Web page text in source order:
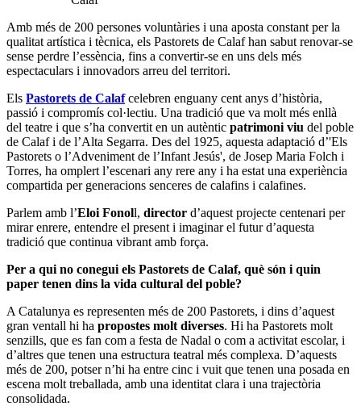
Amb més de 200 persones voluntàries i una aposta constant per la
qualitat artística i tècnica, els Pastorets de Calaf han sabut renovar-se
sense perdre l’essència, fins a convertir-se en uns dels més
espectaculars i innovadors arreu del territori.
Els Pastorets de Calafcelebren enguany cent anys d’història,
passió i compromís col·lectiu. Una tradició que va molt més enllà
del teatre i que s’ha convertit en un autèntic patrimoni viu del poble
de Calaf i de l’Alta Segarra. Des del 1925, aquesta adaptació d’'Els
Pastorets o l’Adveniment de l’Infant Jesús', de Josep Maria Folch i
Torres, ha omplert l’escenari any rere any i ha estat una experiència
compartida per generacions senceres de calafins i calafines.
Parlem amb l’Eloi Fonoll, director d’aquest projecte centenari per
mirar enrere, entendre el present i imaginar el futur d’aquesta
tradició que continua vibrant amb força.
Per a qui no conegui els Pastorets de Calaf, què són i quin
paper tenen dins la vida cultural del poble?
A Catalunya es representen més de 200 Pastorets, i dins d’aquest
gran ventall hi ha propostes molt diverses. Hi ha Pastorets molt
senzills, que es fan com a festa de Nadal o com a activitat escolar, i
d’altres que tenen una estructura teatral més complexa. D’aquests
més de 200, potser n’hi ha entre cinc i vuit que tenen una posada en
escena molt treballada, amb una identitat clara i una trajectòria
consolidada.